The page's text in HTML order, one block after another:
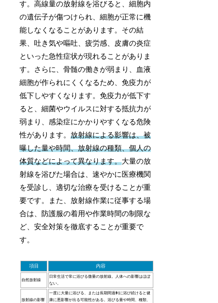
す。高線量の放射線を浴びると、細胞内
の遺伝子が傷つけられ、細胞が正常に機
能しなくなることがあります。その結
果、吐き気や嘔吐、疲労感、皮膚の炎症
といった急性症状が現れることがありま
す。さらに、骨髄の働きが弱まり、血液
細胞が作られにくくなるため、免疫力が
低下しやすくなります。免疫力が低下す
ると、細菌やウイルスに対する抵抗力が
弱まり、感染症にかかりやすくなる危険
性があります。放射線による影響は、被
曝した量や時間、放射線の種類、個人の
体質などによって異なります。大量の放
射線を浴びた場合は、速やかに医療機関
を受診し、適切な治療を受けることが重
要です。また、放射線作業に従事する場
合は、防護服の着用や作業時間の制限な
ど、安全対策を徹底することが重要で
す。
項目 内容
自然放射線
日常生活で常に浴びる微量の放射線。人体への影響はほぼ
ない。
放射線の影響
一度に大量に浴びる、または長期間過剰に浴び続けると健
康に悪影響が出る可能性がある。浴びる量や時間、種類、